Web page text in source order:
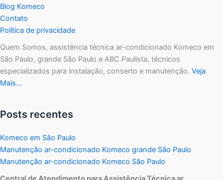
Blog Komeco
Contato
Política de privacidade
Quem Somos, assistência técnica ar-condicionado Komeco em
São Paulo, grande São Paulo e ABC Paulista, técnicos
especializados para instalação, conserto e manutenção. Veja
Mais…
Posts recentes
Komeco em São Paulo
Manutenção ar-condicionado Komeco grande São Paulo
Manutenção ar-condicionado Komeco São Paulo